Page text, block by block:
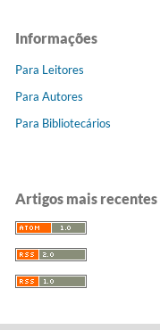
Informações
Para Leitores
Para Autores
Para Bibliotecários
Artigos mais recentes